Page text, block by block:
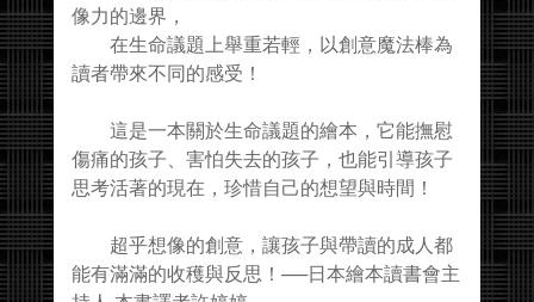
像力的邊界，
在生命議題上舉重若輕，以創意魔法棒為
讀者帶來不同的感受！
這是一本關於生命議題的繪本，它能撫慰
傷痛的孩子、害怕失去的孩子，也能引導孩子
思考活著的現在，珍惜自己的想望與時間！
超乎想像的創意，讓孩子與帶讀的成人都
能有滿滿的收穫與反思！──日本繪本讀書會主